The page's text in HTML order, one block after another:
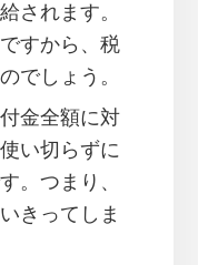
されます。
すから、税
でしょう。
金全額に対
い切らずに
。つまり、
きってしま